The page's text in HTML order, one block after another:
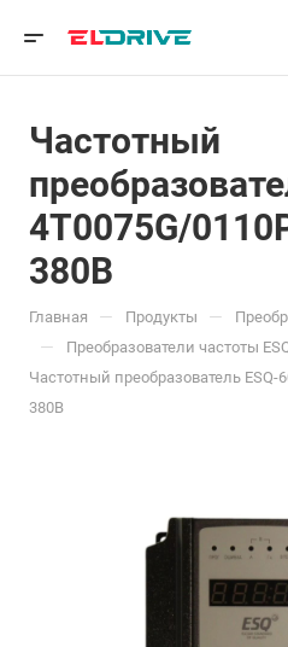
Частотный
4T0075G/
380В
Главная — Продукты —
— Преобразователи частоты
Частотный преобразователь ESQ-
380В